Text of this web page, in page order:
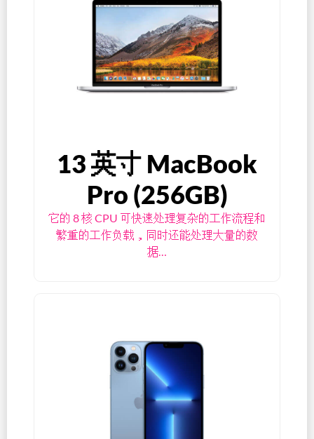
13 英寸 MacBook
Pro (256GB)
它的 8 核 CPU 可快速处理复杂的工作流程和
繁重的工作负载，同时还能处理大量的数
据…